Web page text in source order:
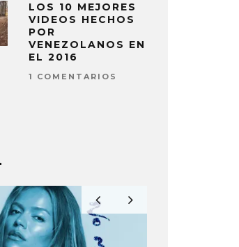
LOS 10 MEJORES
VIDEOS HECHOS
POR
VENEZOLANOS EN
EL 2016
1 COMENTARIOS